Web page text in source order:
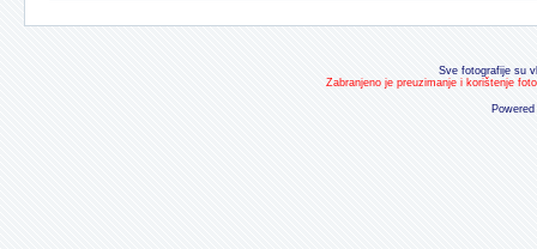
Sve fotografije su
Zabranjeno je preuzimanje i korištenje